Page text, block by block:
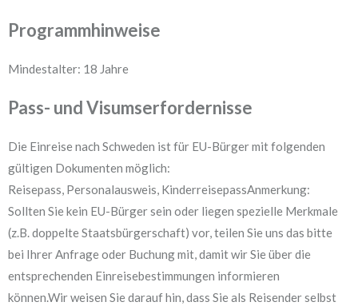
Programmhinweise
Mindestalter: 18 Jahre
Pass- und Visumserfordernisse
Die Einreise nach Schweden ist für EU-Bürger mit folgenden
gültigen Dokumenten möglich:
Reisepass, Personalausweis, KinderreisepassAnmerkung:
Sollten Sie kein EU-Bürger sein oder liegen spezielle Merkmale
(z.B. doppelte Staatsbürgerschaft) vor, teilen Sie uns das bitte
bei Ihrer Anfrage oder Buchung mit, damit wir Sie über die
entsprechenden Einreisebestimmungen informieren
können.Wir weisen Sie darauf hin, dass Sie als Reisender selbst